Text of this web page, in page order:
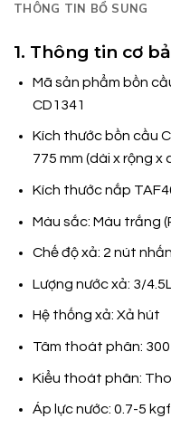
THÔNG TIN BỔ SUNG
1. Thông tin cơ
Mã sản phẩm bồn
CD1341
Kích thước bồn cầu
775 mm (dài x rộng x
Kích thước nắp
Màu sắc: Màu trắng
Chế độ xả: 2 nút nhấn
Lượng nước xả: 3/
Hệ thống xả: Xả hút
Tâm thoát phân: 300
Kiểu thoát phân:
Áp lực nước: 0.7-5